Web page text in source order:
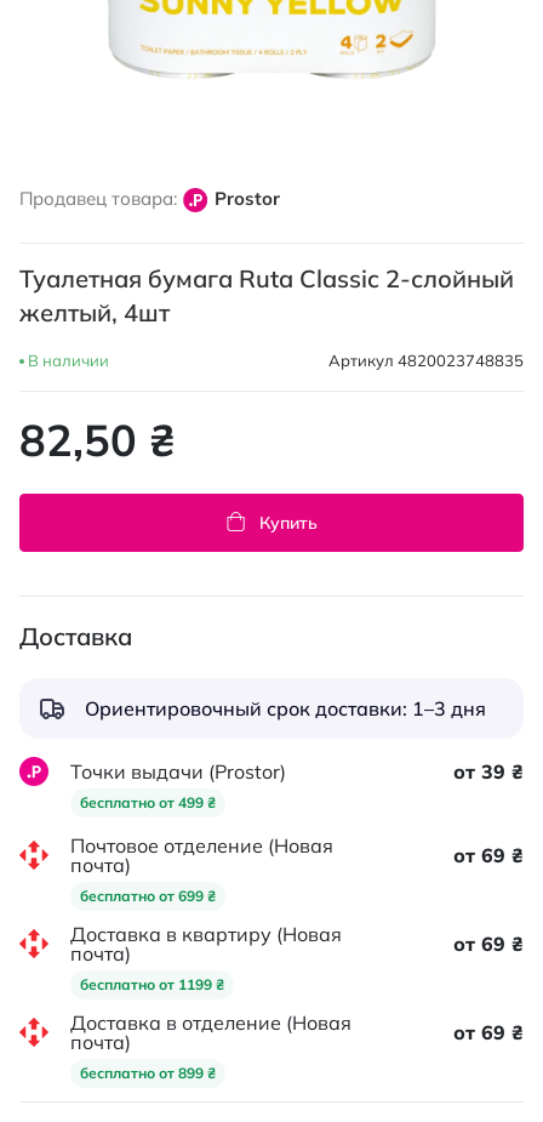
началу
изображений
Продавец товара: Prostor
Туалетная бумага Ruta Classic 2-слойный
желтый, 4шт
В наличии Артикул 4820023748835
82,50 ₴
Купить
Доставка
Ориентировочный срок доставки: 1–3 дня
Точки выдачи (Prostor)
бесплатно от 499 ₴
от 39 ₴
Почтовое отделение (Новая
почта)
бесплатно от 699 ₴
от 69 ₴
Доставка в квартиру (Новая
почта)
бесплатно от 1199 ₴
от 69 ₴
Доставка в отделение (Новая
почта)
бесплатно от 899 ₴
от 69 ₴